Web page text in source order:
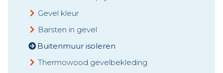
Gevel kleur
Barsten in gevel
Buitenmuur isoleren
Thermowood gevelbekleding